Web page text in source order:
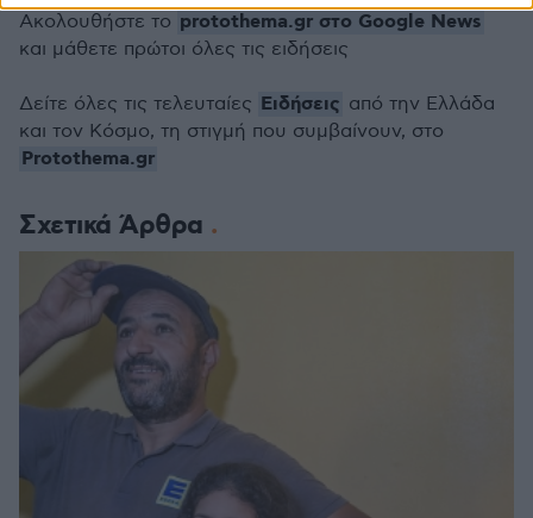
Σχετικά Άρθρα
Ακολουθήστε το protothema.gr στο Google News
και μάθετε πρώτοι όλες τις ειδήσεις
Δείτε όλες τις τελευταίες Ειδήσεις από την Ελλάδα
και τον Κόσμο, τη στιγμή που συμβαίνουν, στο
Protothema.gr